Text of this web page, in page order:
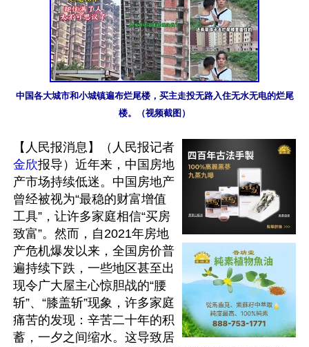
中国各大城市和小城镇遍布烂尾楼，买主走投无路入住无水无电的烂尾
楼。（视频截图）
【人民报消息】（人民报记者
金欣报导）近年来，中国房地
产市场持续低迷。中国房地产
曾经被视为“最稳的财富增值
工具”，让许多家庭相信“买房
致富”。然而，自2021年房地
产危机爆发以来，全国房价普
遍持续下跌，一些地区甚至出
现令广大屋主心惊胆战的“腰
斩”、“膝盖斩”现象，许多家庭
痛苦的发现：辛苦二十年的积
蓄，一夕之间缩水。这导致居